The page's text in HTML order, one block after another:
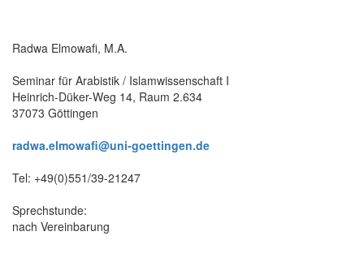
Radwa Elmowafi, M.A.
Seminar für Arabistik / Islamwissenschaft I
Heinrich-Düker-Weg 14, Raum 2.634
37073 Göttingen
radwa.elmowafi@uni-goettingen.de
Tel: +49(0)551/39-21247
Sprechstunde:
nach Vereinbarung